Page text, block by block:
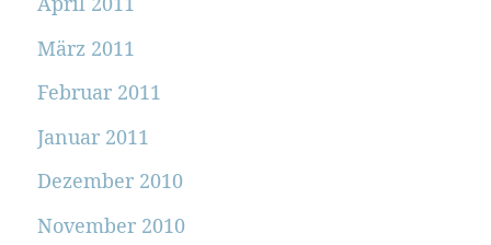
März 2011
Februar 2011
Januar 2011
Dezember 2010
November 2010